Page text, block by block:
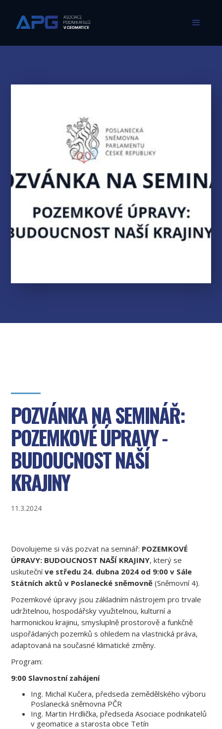
POZVÁNKA NA SEMINÁŘ:
POZEMKOVÉ ÚPRAVY -
BUDOUCNOST NAŠÍ
KRAJINY
11.3.2024
Dovolujeme si vás pozvat na seminář: POZEMKOVÉ
ÚPRAVY: BUDOUCNOST NAŠÍ KRAJINY, který se
uskutečníve středu 24. dubna 2024 od 9:00 v Sále
Státních aktů v Poslanecké sněmovně(Sněmovní 4).
Pozemkové úpravy jsou základním nástrojem pro trvale
udržitelnou, hospodářsky využitelnou, kulturní a
harmonickou krajinu, smysluplně prostorově a funkčně
uspořádaných pozemků s ohledem na vlastnická práva,
adaptovaná na současné klimatické změny.
Program:
9:00 Slavnostní zahájení
Ing. Michal Kučera, předseda zemědělského výboru
Poslanecká sněmovna PČR
Ing. Martin Hrdlička, předseda Asociace podnikatelů
v geomatice a starosta obce Tetín